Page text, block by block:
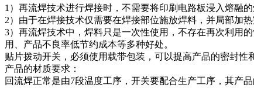
1）再流焊技术进行焊接时，不需要将印刷电路板浸入熔融
2）由于在焊接技术仅需要在焊接部位施放焊料，并局部加
3）再流焊技术中，焊料只是一次性使用，不存在再次利用
用、产品不良率低节约成本等多种好处。
贴片拨动开关，必须使用载带包装，可以提高产品的密封性
产品的材质要求：
回流焊正常是由7段温度工序，开关要配合生产工序，其产